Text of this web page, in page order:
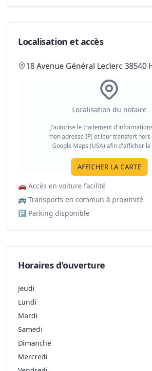
Localisation et accès
18 Avenue Général Leclerc 38540
Localisation du notaire
J'autorise le traitement
mon adresse IP) et leur transfert hors
Google Maps (USA) afin d'afficher
AFFICHER LA CARTE
🚗 Accès en voiture facilité
🚌 Transports en commun à proximité
🅿️ Parking disponible
Horaires d'ouverture
Jeudi
Lundi
Mardi
Samedi
Dimanche
Mercredi